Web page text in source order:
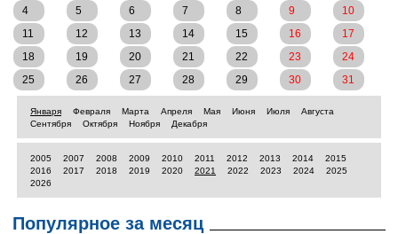
4
5 6 7 8 9
10
11
12 13 14 15 16
17
18
19 20 21 22 23
24
25
26 27 28 29 30 31
Января Февраля Марта Апреля Мая Июня Июля
Августа
Сентября
Октября Ноября Декабря
2005 2007 2008 2009 2010 2011 2012 2013 2014
2015
2016
2017 2018 2019 2020 2021 2022 2023 2024
2025
2026
Популярное за месяц